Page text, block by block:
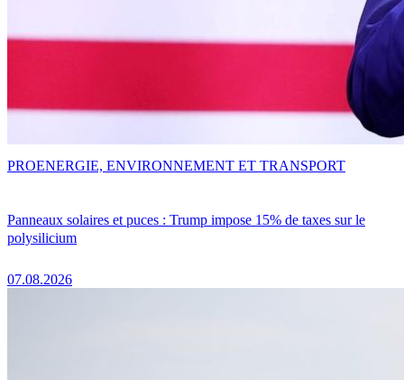
Panneaux solaires et puces : Trump impose 15% de taxes sur le
polysilicium
07.08.2026
PROENERGIE, ENVIRONNEMENT ET TRANSPORT